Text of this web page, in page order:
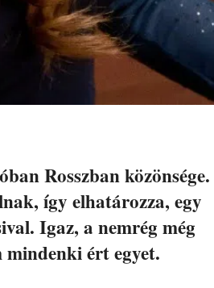
Rosszban közönsége.
így elhatározza, egy
Igaz, a nemrég még
ért egyet.